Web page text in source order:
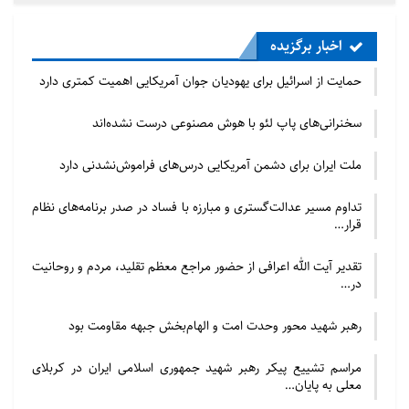
گزاردن مسلمانان به سوی بیت‌المقدس آنان را از مشرکان
متمایز می‌ساخت و تعصبات قومی و نژادی و امیال نفسانی
را در مسلمانان از بین می‌برد و روحیه فرمانبرداری از
دستورهای الهی را در آنان پرورش می‌داد تا متمردان از
مسلمانان باز شناخته شوند.
۳. عبرت‌آموزی سرنوشت یهود: عوامل ترقی و انحطاط یک
قوم، در بیت‌المقدس به وضوح مشهود است. بنی‌اسرائیل
با ذلت از مصر به بیت‌المقدس آمدند و با سخت‌کوشی و
حق‌گرایی به عزت رسید و آن هنگام که به تن‌آسایی و امیال
نفسانی روی آورد و از فرامین خدا سر پیچید، در سراشیبی
سقوط و اضمحلال فرو غلطید.
۴. بیت‌المقدس، قبله ادیان توحیدی و همسویی
اخبار برگزیده
حمایت از اسرائیل برای یهودیان جوان آمریکایی اهمیت کمتری دارد
سخنرانی‌های پاپ لئو با هوش مصنوعی درست نشده‌اند
ملت ایران برای دشمن آمریکایی درس‌های فراموش‌نشدنی دارد
تداوم مسیر عدالت‌گستری و مبارزه با فساد در صدر برنامه‌های نظام
قرار…
تقدیر آیت الله اعرافی از حضور مراجع معظم تقلید، مردم و روحانیت
در…
رهبر شهید محور وحدت امت و الهام‌بخش جبهه مقاومت بود
مراسم تشییع پیکر رهبر شهید جمهوری اسلامی ایران در کربلای
معلی به پایان…